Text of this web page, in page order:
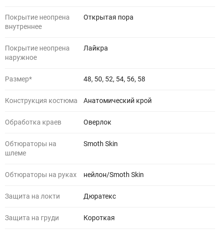
Покрытие неопрена
внутреннее
Открытая пора
Покрытие неопрена
наружное
Лайкра
Размер* 48, 50, 52, 54, 56, 58
Конструкция костюма Анатомический крой
Обработка краев Оверлок
Обтюраторы на
шлеме
Smoth Skin
Обтюраторы на руках нейлон/Smoth Skin
Защита на локти Дюратекс
Защита на груди Короткая